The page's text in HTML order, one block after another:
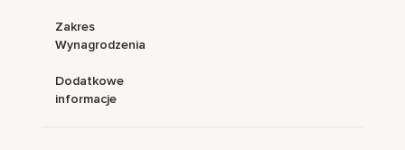
Zakres
Wynagrodzenia
Dodatkowe
informacje